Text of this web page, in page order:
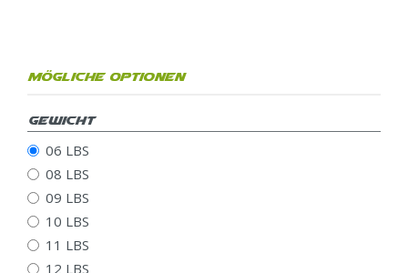
Mögliche Optionen
Gewicht
06 LBS
08 LBS
09 LBS
10 LBS
11 LBS
12 LBS